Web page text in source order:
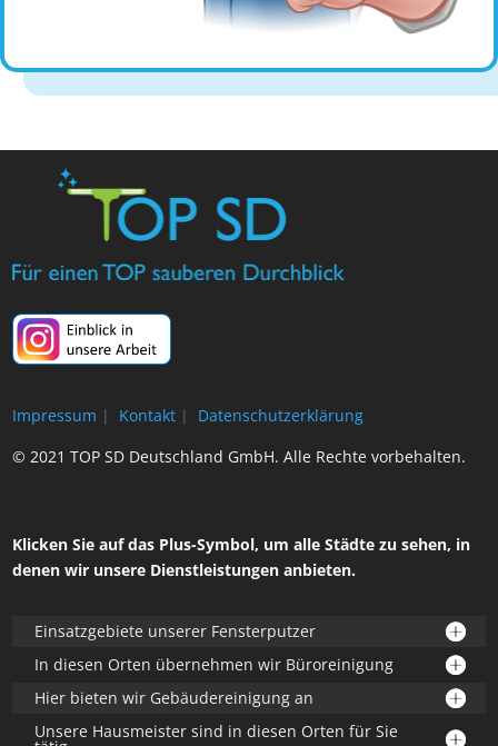
Impressum | Kontakt |
Datenschutzerklärung
© 2021 TOP SD Deutschland GmbH. Alle Rechte vorbehalten.
Klicken Sie auf das Plus-Symbol, um alle Städte zu sehen, in
denen wir unsere Dienstleistungen anbieten.
Einsatzgebiete unserer Fensterputzer
In diesen Orten übernehmen wir Büroreinigung
Hier bieten wir Gebäudereinigung an
Unsere Hausmeister sind in diesen Orten für Sie